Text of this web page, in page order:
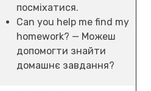
посміхатися.
Can you help me find my
homework? — Можеш
допомогти знайти
домашнє завдання?